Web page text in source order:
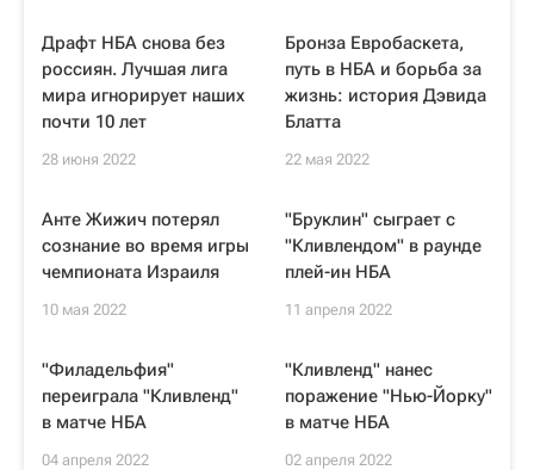
Драфт НБА снова без
россиян. Лучшая лига
мира игнорирует наших
почти 10 лет
28 июня 2022
Бронза Евробаскета,
путь в НБА и борьба за
жизнь: история Дэвида
Блатта
22 мая 2022
Анте Жижич потерял
сознание во время игры
чемпионата Израиля
10 мая 2022
"Бруклин" сыграет с
"Кливлендом" в раунде
плей-ин НБА
11 апреля 2022
"Филадельфия"
переиграла "Кливленд"
в матче НБА
04 апреля 2022
"Кливленд" нанес
поражение "Нью-Йорку"
в матче НБА
02 апреля 2022